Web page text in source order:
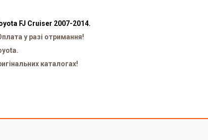
FJ Cruiser 2007-2014.
у разі отримання!
каталогах!